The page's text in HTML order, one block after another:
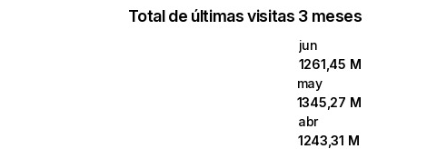
Total de últimas visitas 3 meses
jun
1261,45 M
may
1345,27 M
abr
1243,31 M